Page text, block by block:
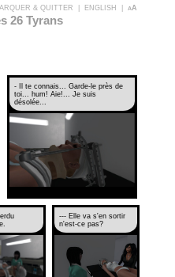
& QUITTER ENGLISH aA
26 Tyrans
- Il te connais... Garde-le près de
toi... hum! Aie!... Je suis
désolée...
--- Elle va s'en sortir
n'est-ce pas?